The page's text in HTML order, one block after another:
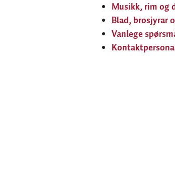
Musikk, rim og
Blad, brosjyrar
Vanlege